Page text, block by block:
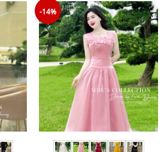
749.000₫.
-14%